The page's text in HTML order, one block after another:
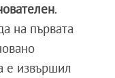
.
на първата
е извършил